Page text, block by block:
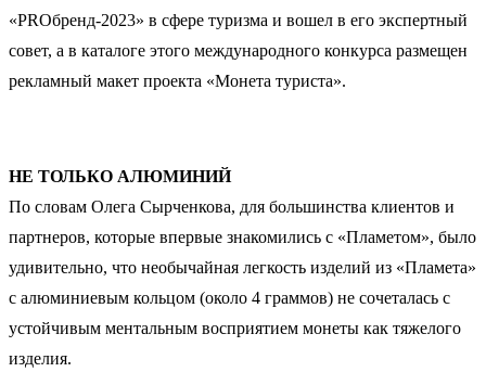
«PROбренд-2023» в сфере туризма и вошел в его экспертный
совет, а в каталоге этого международного конкурса размещен
рекламный макет проекта «Монета туриста».
НЕ ТОЛЬКО АЛЮМИНИЙ
По словам Олега Сырченкова, для большинства клиентов и
партнеров, которые впервые знакомились с «Пламетом», было
удивительно, что необычайная легкость изделий из «Пламета»
с алюминиевым кольцом (около 4 граммов) не сочеталась с
устойчивым ментальным восприятием монеты как тяжелого
изделия.